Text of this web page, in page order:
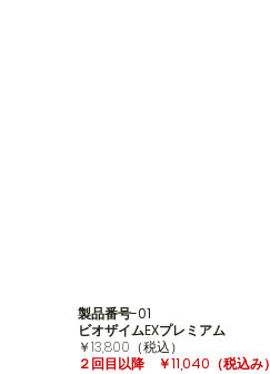
製品番号-01
ビオザイムEXプレミアム
​￥13,800（税込）
２回目以降 ￥11,040 （税込み）